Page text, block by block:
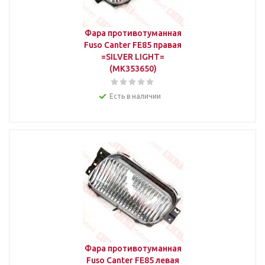
Фара противотуманная
Fuso Canter FE85 правая
=SILVER LIGHT=
(MK353650)
Есть в наличии
Фара противотуманная
Fuso Canter FE85 левая